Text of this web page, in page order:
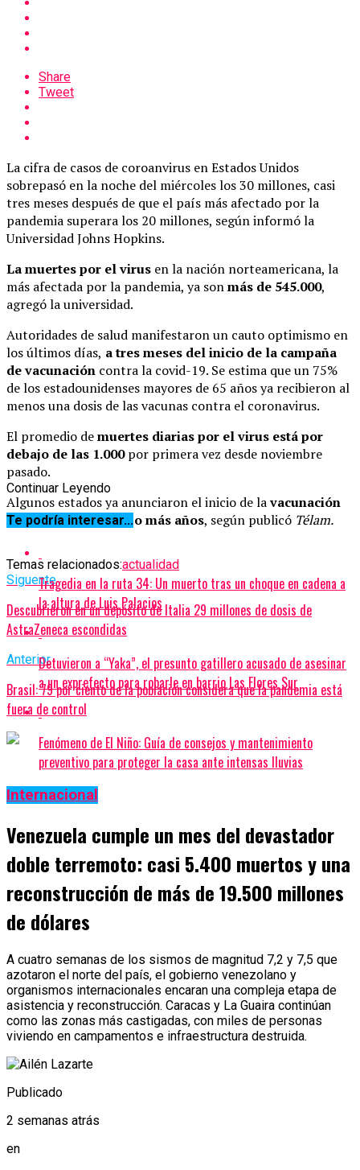
Share
Tweet
La cifra de casos de coroanvirus en Estados Unidos
sobrepasó en la noche del miércoles los 30 millones, casi
tres meses después de que el país más afectado por la
pandemia superara los 20 millones, según informó la
Universidad Johns Hopkins.
La muertes por el virus en la nación norteamericana, la
más afectada por la pandemia, ya sonmás de 545.000,
agregó la universidad.
Autoridades de salud manifestaron un cauto optimismo en
los últimos días, a tres meses del inicio de la campaña
de vacunación contra la covid-19. Se estima que un 75%
de los estadounidenses mayores de 65 años ya recibieron al
menos una dosis de las vacunas contra el coronavirus.
El promedio demuertes diarias por el virus está por
debajo de las 1.000por primera vez desde noviembre
pasado.
Algunos estados ya anunciaron el inicio de lavacunación
para personas de 16 o más años, según publicó Télam.
Temas relacionados:actualidad
Siguente
Descubrieron en un depósito de Italia 29 millones de dosis de
AstraZeneca escondidas
Anterior
Brasil: 79 por ciento de la población considera que la pandemia está
fuera de control
Continuar Leyendo
Te podría interesar...
Tragedia en la ruta 34: Un muerto tras un choque en cadena a
la altura de Luis Palacios
Detuvieron a “Yaka”, el presunto gatillero acusado de asesinar
a un exprefecto para robarle en barrio Las Flores Sur
Fenómeno de El Niño: Guía de consejos y mantenimiento
preventivo para proteger la casa ante intensas lluvias
Internacional
Venezuela cumple un mes del devastador
doble terremoto: casi 5.400 muertos y una
reconstrucción de más de 19.500 millones
de dólares
A cuatro semanas de los sismos de magnitud 7,2 y 7,5 que
azotaron el norte del país, el gobierno venezolano y
organismos internacionales encaran una compleja etapa de
asistencia y reconstrucción. Caracas y La Guaira continúan
como las zonas más castigadas, con miles de personas
viviendo en campamentos e infraestructura destruida.
Publicado
2 semanas atrás
en